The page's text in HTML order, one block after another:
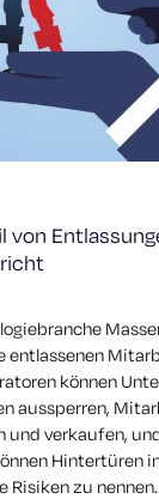
von
können
aussperren,
und verkaufen,
Hintertüren
Risiken zu nennen.